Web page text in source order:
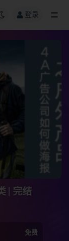
登录
| 完结
免费